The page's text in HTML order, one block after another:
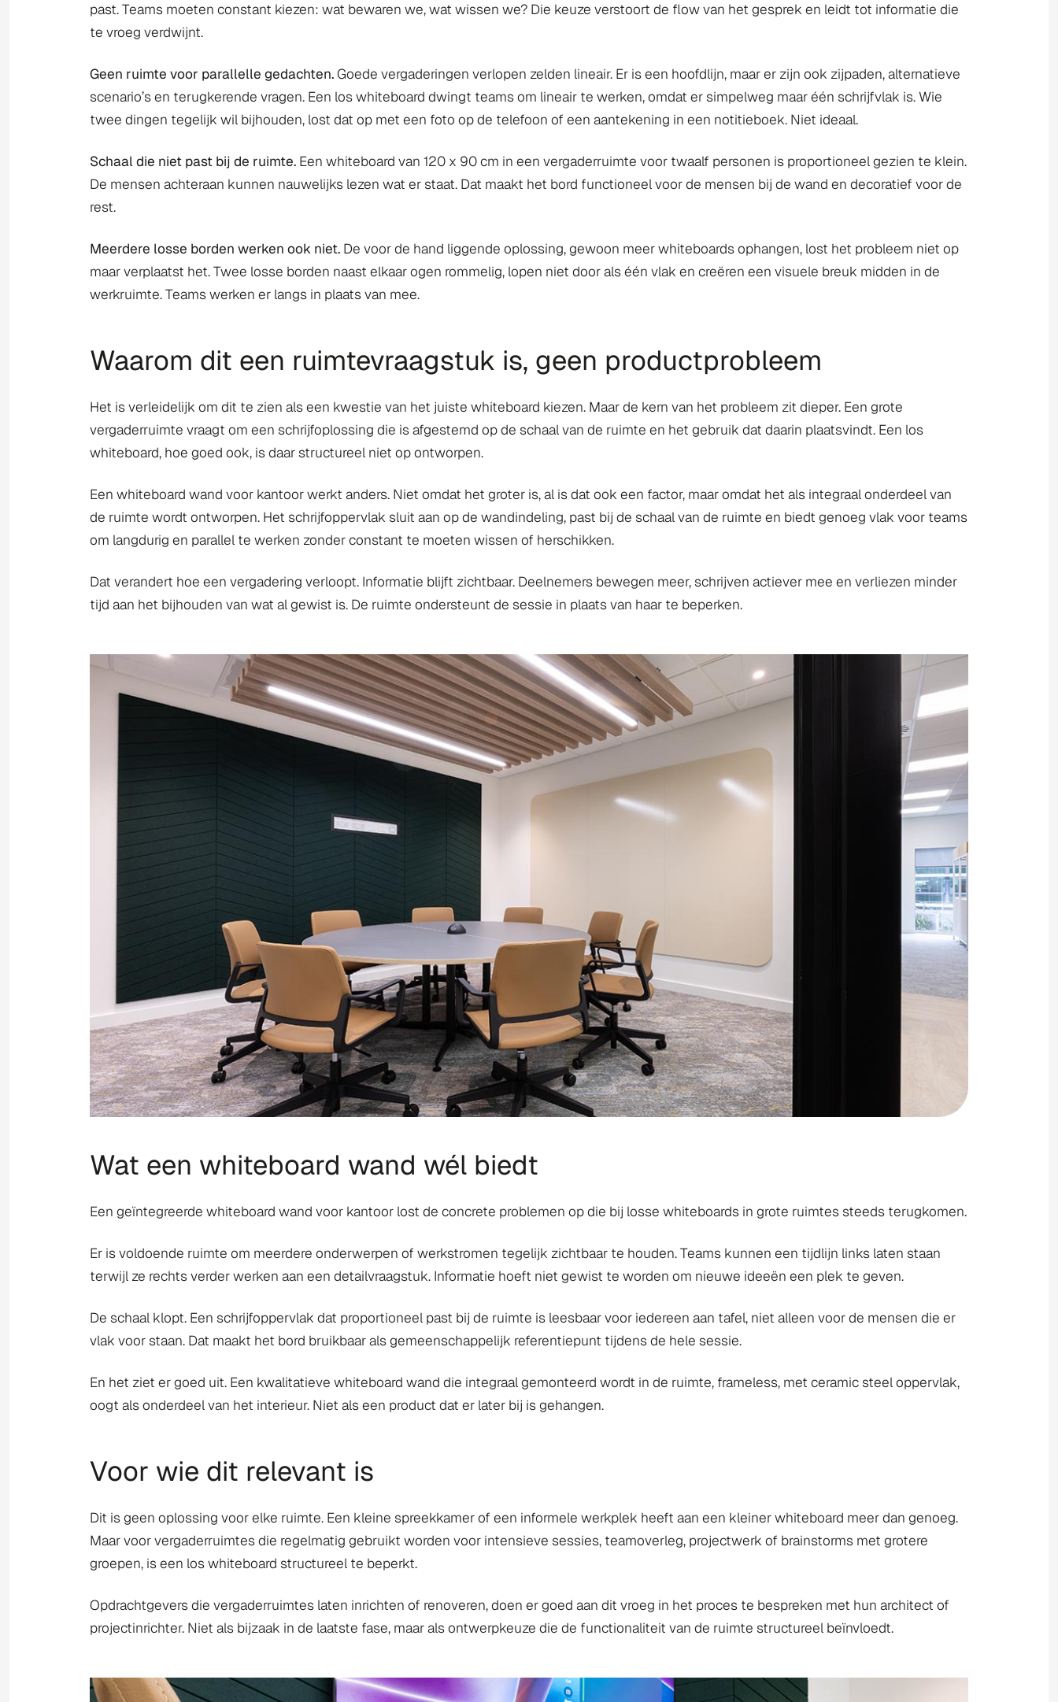
past. Teams moeten constant kiezen: wat bewaren we, wat wissen we? Die keuze verstoort de flow van het gesprek en leidt tot informatie die
te vroeg verdwijnt.
Geen ruimte voor parallelle gedachten.Goede vergaderingen verlopen zelden lineair. Er is een hoofdlijn, maar er zijn ook zijpaden, alternatieve
scenario’s en terugkerende vragen. Een los whiteboard dwingt teams om lineair te werken, omdat er simpelweg maar één schrijfvlak is. Wie
twee dingen tegelijk wil bijhouden, lost dat op met een foto op de telefoon of een aantekening in een notitieboek. Niet ideaal.
Schaal die niet past bij de ruimte. Een whiteboard van 120 x 90 cm in een vergaderruimte voor twaalf personen is proportioneel gezien te klein.
De mensen achteraan kunnen nauwelijks lezen wat er staat. Dat maakt het bord functioneel voor de mensen bij de wand en decoratief voor de
rest.
Meerdere losse borden werken ook niet. De voor de hand liggende oplossing, gewoon meer whiteboards ophangen, lost het probleem niet op
maar verplaatst het. Twee losse borden naast elkaar ogen rommelig, lopen niet door als één vlak en creëren een visuele breuk midden in de
werkruimte. Teams werken er langs in plaats van mee.
Waarom dit een ruimtevraagstuk is, geen productprobleem
Het is verleidelijk om dit te zien als een kwestie van het juiste whiteboard kiezen. Maar de kern van het probleem zit dieper. Een grote
vergaderruimte vraagt om een schrijfoplossing die is afgestemd op de schaal van de ruimte en het gebruik dat daarin plaatsvindt. Een los
whiteboard, hoe goed ook, is daar structureel niet op ontworpen.
Een whiteboard wand voor kantoor werkt anders. Niet omdat het groter is, al is dat ook een factor, maar omdat het als integraal onderdeel van
de ruimte wordt ontworpen. Het schrijfoppervlak sluit aan op de wandindeling, past bij de schaal van de ruimte en biedt genoeg vlak voor teams
om langdurig en parallel te werken zonder constant te moeten wissen of herschikken.
Dat verandert hoe een vergadering verloopt. Informatie blijft zichtbaar. Deelnemers bewegen meer, schrijven actiever mee en verliezen minder
tijd aan het bijhouden van wat al gewist is. De ruimte ondersteunt de sessie in plaats van haar te beperken.
Wat een whiteboard wand wél biedt
Een geïntegreerde whiteboard wand voor kantoor lost de concrete problemen op die bij losse whiteboards in grote ruimtes steeds terugkomen.
Er is voldoende ruimte om meerdere onderwerpen of werkstromen tegelijk zichtbaar te houden. Teams kunnen een tijdlijn links laten staan
terwijl ze rechts verder werken aan een detailvraagstuk. Informatie hoeft niet gewist te worden om nieuwe ideeën een plek te geven.
De schaal klopt. Een schrijfoppervlak dat proportioneel past bij de ruimte is leesbaar voor iedereen aan tafel, niet alleen voor de mensen die er
vlak voor staan. Dat maakt het bord bruikbaar als gemeenschappelijk referentiepunt tijdens de hele sessie.
En het ziet er goed uit. Een kwalitatieve whiteboard wand die integraal gemonteerd wordt in de ruimte, frameless, met ceramic steel oppervlak,
oogt als onderdeel van het interieur. Niet als een product dat er later bij is gehangen.
Voor wie dit relevant is
Dit is geen oplossing voor elke ruimte. Een kleine spreekkamer of een informele werkplek heeft aan een kleiner whiteboard meer dan genoeg.
Maar voor vergaderruimtes die regelmatig gebruikt worden voor intensieve sessies, teamoverleg, projectwerk of brainstorms met grotere
groepen, is een los whiteboard structureel te beperkt.
Opdrachtgevers die vergaderruimtes laten inrichten of renoveren, doen er goed aan dit vroeg in het proces te bespreken met hun architect of
projectinrichter. Niet als bijzaak in de laatste fase, maar als ontwerpkeuze die de functionaliteit van de ruimte structureel beïnvloedt.